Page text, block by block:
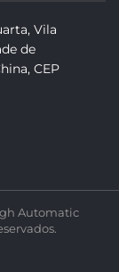
Vila
de
CEP
Automatic